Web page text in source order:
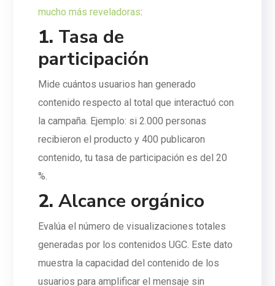
mucho más reveladoras:
1. Tasa de
participación
Mide cuántos usuarios han generado
contenido respecto al total que interactuó con
la campaña. Ejemplo: si 2.000 personas
recibieron el producto y 400 publicaron
contenido, tu tasa de participación es del 20
%.
2.Alcance orgánico
Evalúa el número de visualizaciones totales
generadas por los contenidos UGC. Este dato
muestra la capacidad del contenido de los
usuarios para amplificar el mensaje sin